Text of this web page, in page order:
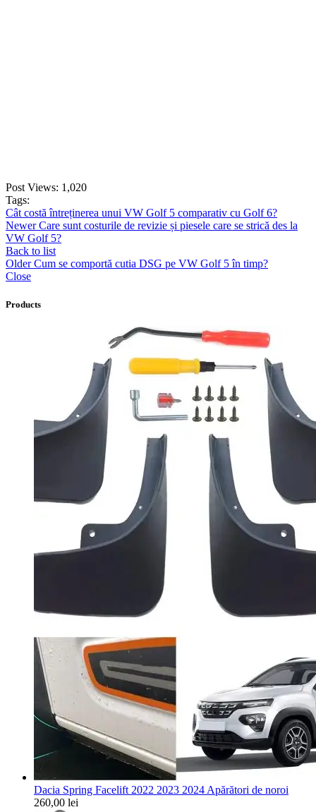
Post Views: 1,020
Tags:
Cât costă întreținerea unui VW Golf 5 comparativ cu Golf 6?
Newer Care sunt costurile de revizie și piesele care se strică des la
VW Golf 5?
Back to list
Older Cum se comportă cutia DSG pe VW Golf 5 în timp?
Close
Products
Dacia Spring Facelift 2022 2023 2024 Apărători de noroi
260,00 lei